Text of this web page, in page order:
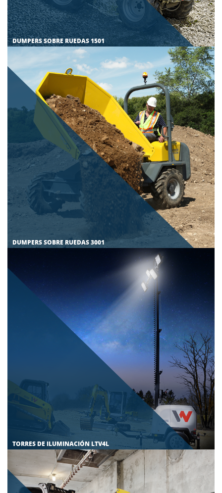
DUMPERS SOBRE RUEDAS 1501
DUMPERS SOBRE RUEDAS 3001
TORRES DE ILUMINACIÓN LTV4L